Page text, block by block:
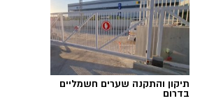
תיקון והתקנה שערים חשמליים
בדרום